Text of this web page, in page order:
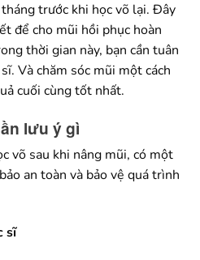
trước khi học võ lại. Đây
để cho mũi hồi phục hoàn
thời gian này, bạn cần tuân
Và chăm sóc mũi một cách
cuối cùng tốt nhất.
lưu ý gì
võ sau khi nâng mũi, có một
an toàn và bảo vệ quá trình
sĩ